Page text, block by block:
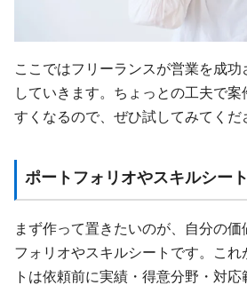
ここではフリーランスが営業を成
していきます。ちょっとの工夫で
すくなるので、ぜひ試してみてくだ
ポートフォリオやスキルシー
まず作って置きたいのが、自分の価
フォリオやスキルシートです。こ
トは依頼前に実績・得意分野・対